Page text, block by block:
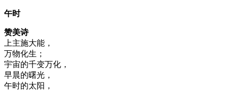
午时
赞美诗
上主施大能，
万物化生；
宇宙的千变万化，
早晨的曙光，
午时的太阳，